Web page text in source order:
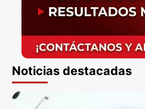
Noticias destacadas